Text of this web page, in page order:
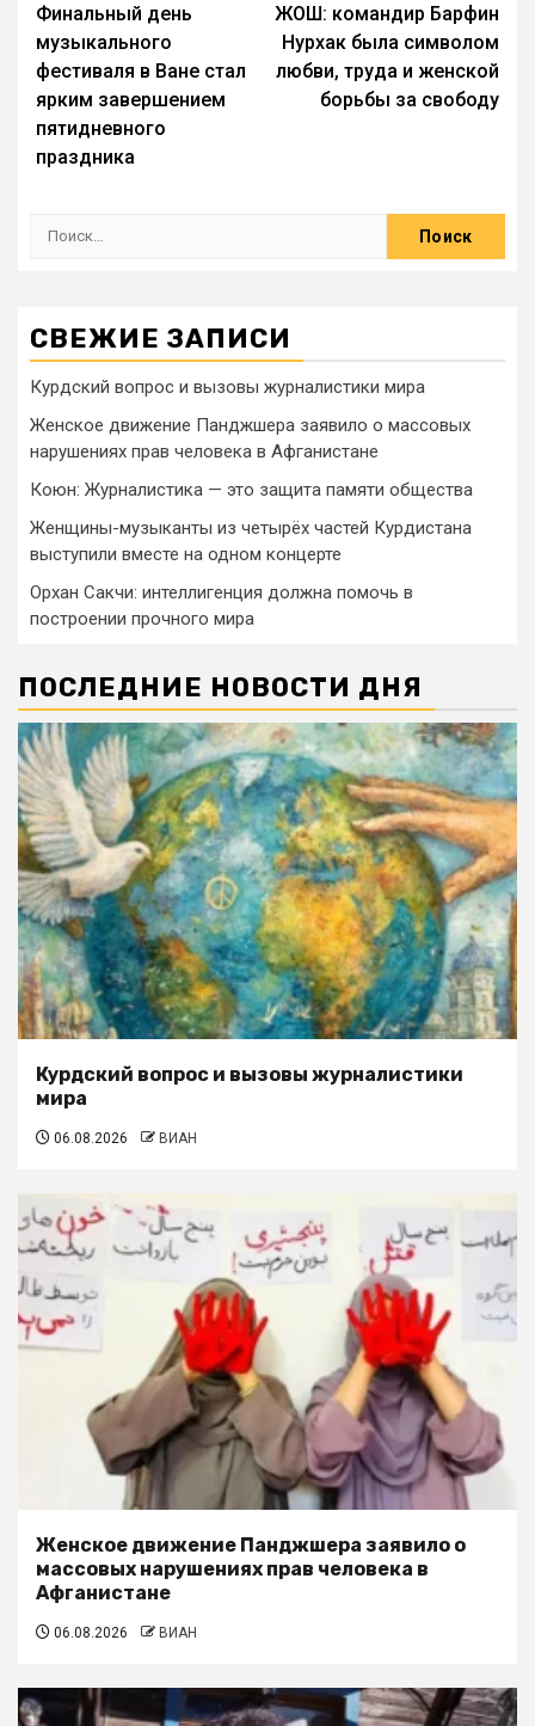
Финальный день
музыкального
фестиваля в Ване стал
ярким завершением
пятидневного
праздника
ЖОШ: командир Барфин
Нурхак была символом
любви, труда и женской
борьбы за свободу
СВЕЖИЕ ЗАПИСИ
Курдский вопрос и вызовы журналистики мира
Женское движение Панджшера заявило о массовых
нарушениях прав человека в Афганистане
Коюн: Журналистика — это защита памяти общества
Женщины-музыканты из четырёх частей Курдистана
выступили вместе на одном концерте
Орхан Сакчи: интеллигенция должна помочь в
построении прочного мира
ПОСЛЕДНИЕ НОВОСТИ ДНЯ
Курдский вопрос и вызовы журналистики
мира
06.08.2026 ВИАН
Женское движение Панджшера заявило о
массовых нарушениях прав человека в
Афганистане
06.08.2026 ВИАН